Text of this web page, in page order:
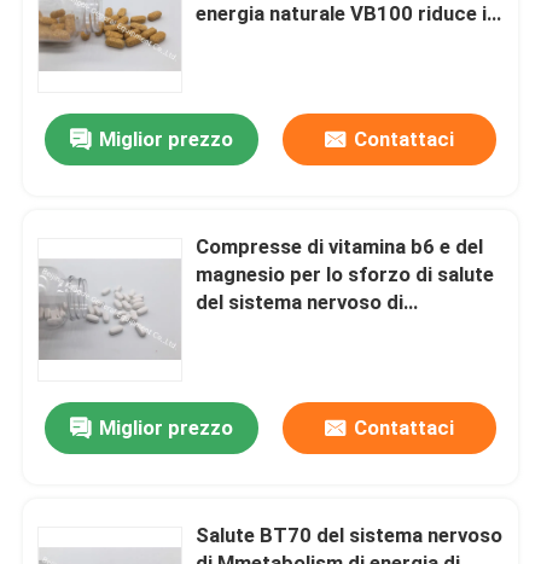
Circa noi
Controllo di qualità
Notizie
Casi
IVC supplementi
energia naturale VB100 riduce in
Miglior prezzo Contattaci
Compresse di vitamina b6 e del
magnesio per lo sforzo di salute
del sistema nervoso di
Miglior prezzo Contattaci
Salute BT70 del sistema nervoso